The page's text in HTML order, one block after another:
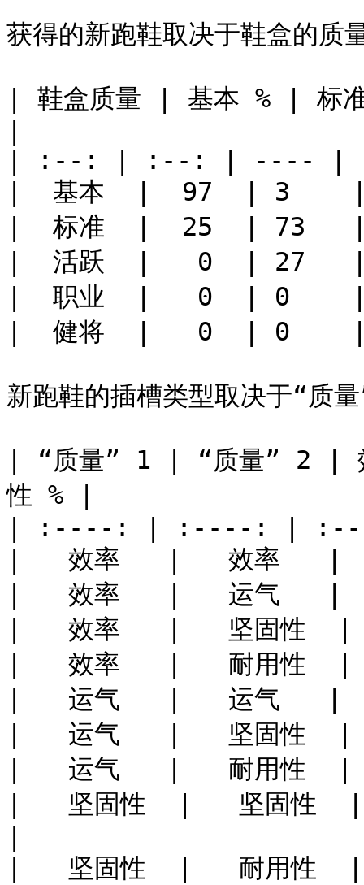
获得的新跑鞋取决于鞋盒的质
| 鞋盒质量 | 基本 % | 标
| :--: | :--: | ----
|  基本  |  97  | 3
|  标准  |  25  |
|  活跃  |   0  | 27
|  职业  |   0  | 0
|  健将  |   0  | 0
新跑鞋的插槽类型取决于“质
| “质量” 1 | “质量” 2 |
性 % |
| :----: | :----: |
|   效率   |   效率
|   效率   |   运气
|   效率   |   坚固
|   效率   |   耐用
|   运气   |   运气
|   运气   |   坚固
|   运气   |   耐用
|   坚固性  |   坚固
|   坚固性  |   耐用